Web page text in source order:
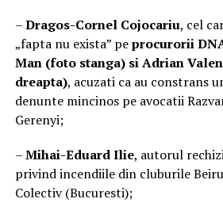
–Dragos-Cornel Cojocariu, cel
„fapta nu exista” peprocurorii
Man (foto stanga) si Adrian
dreapta), acuzati ca au constrans
denunte mincinos pe avocatii
Gerenyi;
–Mihai-Eduard Ilie, autorul
privind incendiile din cluburile
Colectiv (Bucuresti);